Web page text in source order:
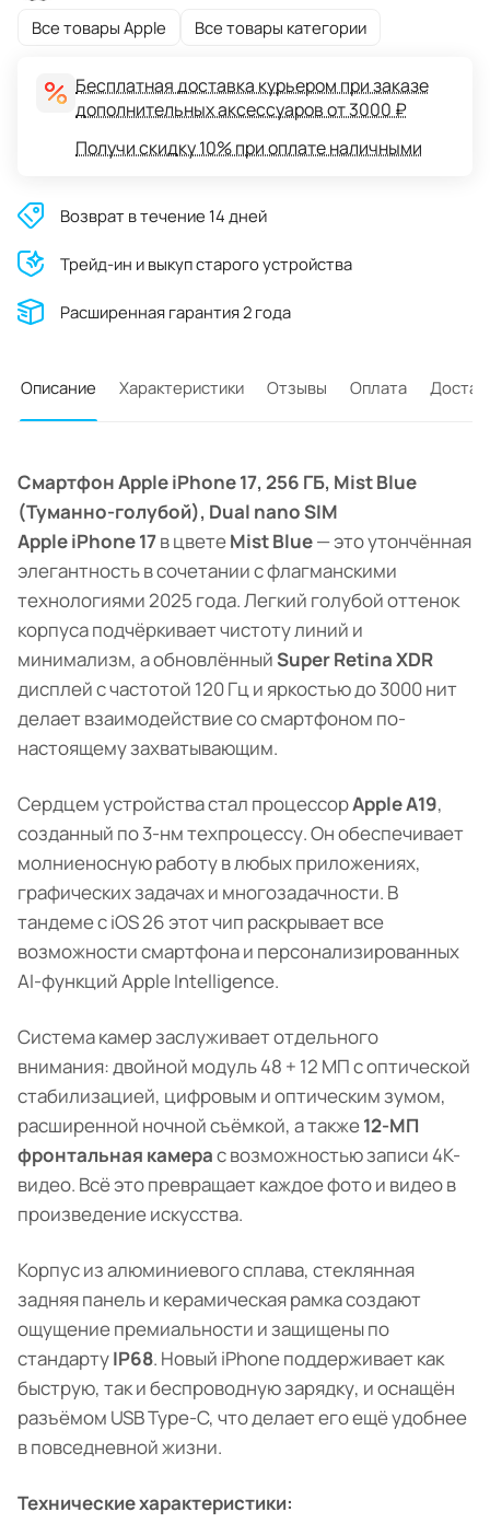
Все товары Apple Все товары категории
Бесплатная доставка курьером при заказе
дополнительных аксессуаров от 3000 ₽
Получи скидку 10% при оплате наличными
Возврат в течение 14 дней
Трейд-ин и выкуп старого устройства
Расширенная гарантия 2 года
Описание Характеристики Отзывы Оплата
Смартфон Apple iPhone 17, 256 ГБ, Mist Blue
(Туманно-голубой), Dual nano SIM
Apple iPhone 17в цветеMist Blue— это утончённая
элегантность в сочетании с флагманскими
технологиями 2025 года. Легкий голубой оттенок
корпуса подчёркивает чистоту линий и
минимализм, а обновлённыйSuper Retina XDR
дисплей с частотой 120 Гц и яркостью до 3000 нит
делает взаимодействие со смартфоном по-
настоящему захватывающим.
Сердцем устройства стал процессорApple A19,
созданный по 3-нм техпроцессу. Он обеспечивает
молниеносную работу в любых приложениях,
графических задачах и многозадачности. В
тандеме с iOS 26 этот чип раскрывает все
возможности смартфона и персонализированных
AI-функций Apple Intelligence.
Система камер заслуживает отдельного
внимания: двойной модуль 48 + 12 МП с оптической
стабилизацией, цифровым и оптическим зумом,
расширенной ночной съёмкой, а также12-МП
фронтальная камерас возможностью записи 4K-
видео. Всё это превращает каждое фото и видео в
произведение искусства.
Корпус из алюминиевого сплава, стеклянная
задняя панель и керамическая рамка создают
ощущение премиальности и защищены по
стандартуIP68. Новый iPhone поддерживает как
быструю, так и беспроводную зарядку, и оснащён
разъёмом USB Type-C, что делает его ещё удобнее
в повседневной жизни.
Технические характеристики: